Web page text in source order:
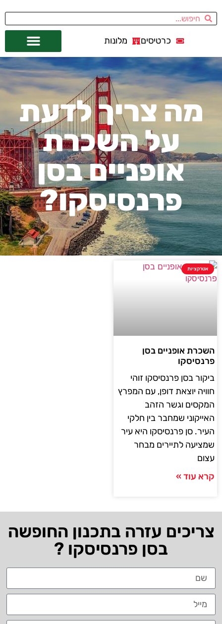
כרטיסים מלונות
מה צריך לדעת
על השכרת
אופניים בסן
פרנסיסקו?
אטרקציות
השכרת אופניים בסן
פרנסיסקו
ביקור בסן פרנסיסקו זוהי
חוויה יוצאת דופן, עם המפרץ
המקסים וגשר הזהב
האייקוני שמחבר בין חלקי
העיר. סן פרנסיסקו היא עיר
שמציעה לתיירים מבחר
עצום
קרא עוד »
צריכים עזרה בתכנון החופשה
בסן פרנסיסקו ?